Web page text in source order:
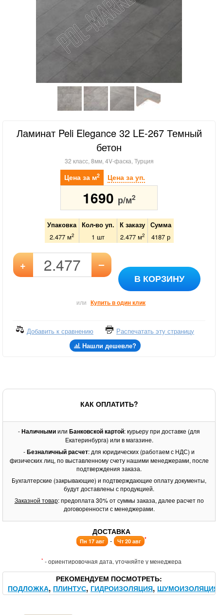
Ламинат Peli Elegance 32 LE-267 Темный
бетон
32 класс, 8мм, 4V-фаска, Турция
Цена за м2 Цена за уп.
1690 р/м2
Упаковка Кол-во уп. К заказу
Сумма
2.477 м2 1 шт 2.477м2 4187р
+ –
В КОРЗИНУ
или Купить в один клик
Добавить к сравнению
Распечатать эту страницу
Нашли дешевле?
КАК ОПЛАТИТЬ?
-Наличнымиили Банковской картой: курьеру при доставке (для
Екатеринбурга) или в магазине.
-Безналичный расчет: для юридических (работаем с НДС) и
физических лиц, по выставленному счету нашими менеджерами, после
подтверждения заказа.
Бухгалтерские (закрывающие) и подтверждающие оплату документы,
будут доставлены с продукцией.
Заказной товар: предоплата 30% от суммы заказа, далее расчет по
договоренности с менеджерами.
ДОСТАВКА
Пн 17 авг - Чт 20 авг *
* - ориентировочная дата, уточняйте у менеджера
РЕКОМЕНДУЕМ ПОСМОТРЕТЬ
ПОДЛОЖКА ПЛИНТУС ГИДРОИЗОЛЯЦИЯ ШУМОИЗОЛЯЦИЯ